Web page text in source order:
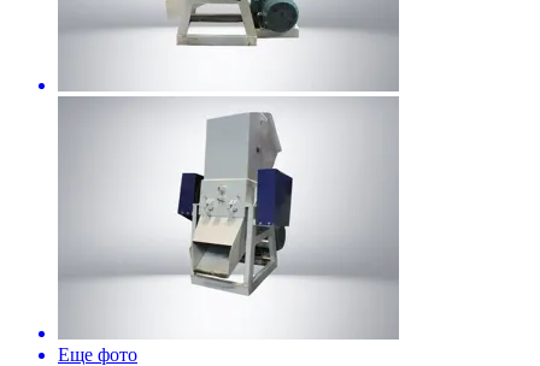
Еще фото